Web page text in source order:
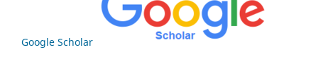
Google Scholar